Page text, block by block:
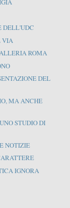
DELL'UDC
VIA
ROMA
DEL
MA ANCHE
STUDIO DI
NOTIZIE
IGNORA